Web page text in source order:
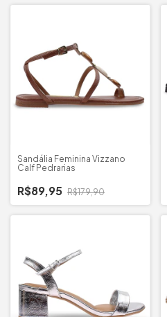
Sandália Feminina Vizzano
Calf Pedrarias
R$89,95 R$179,90